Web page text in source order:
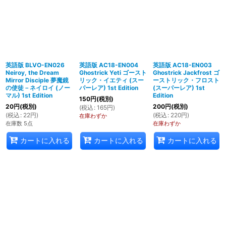
英語版 BLVO-EN026
Neiroy, the Dream
Mirror Disciple 夢魔鏡
の使徒－ネイロイ (ノー
マル) 1st Edition
20円(税別)
(税込 : 22円)
在庫数 5点
カートに入れる
英語版 AC18-EN004
Ghostrick Yeti ゴースト
リック・イエティ (スー
パーレア) 1st Edition
150円(税別)
(税込 : 165円)
在庫わずか
カートに入れる
英語版 AC18-EN003
Ghostrick Jackfrost ゴ
ーストリック・フロスト
(スーパーレア) 1st
Edition
200円(税別)
(税込 : 220円)
在庫わずか
カートに入れる